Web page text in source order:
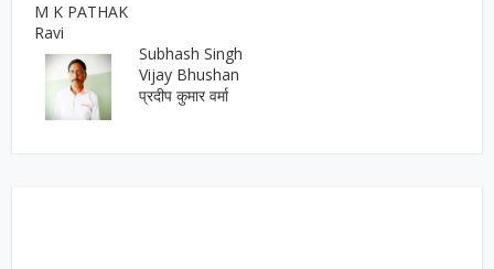
M K PATHAK
Ravi
Subhash Singh
Vijay Bhushan
प्रदीप कुमार वर्मा